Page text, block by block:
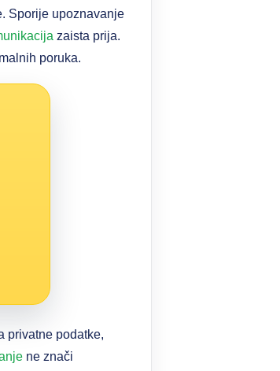
Sporije upoznavanje
zaista prija.
poruka.
privatne podatke,
ne znači